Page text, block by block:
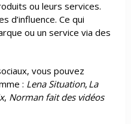
ou leurs services.
d’influence. Ce qui
ou un service via des
vous pouvez
: Lena Situation, La
, Norman fait des vidéos